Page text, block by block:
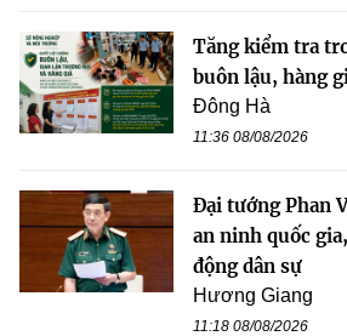
Tăng kiểm tra
buôn lậu, hàng
Đông Hà
11:36 08/08/2026
Đại tướng Phan
an ninh quốc
động dân sự
Hương Giang
11:18 08/08/2026